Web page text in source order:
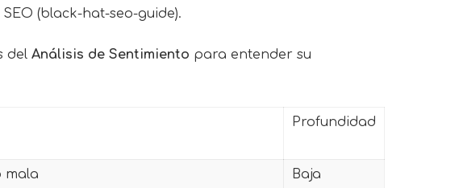
(black-hat-seo-guide).
del Análisis de Sentimiento para entender su
Profundidad
mala Baja